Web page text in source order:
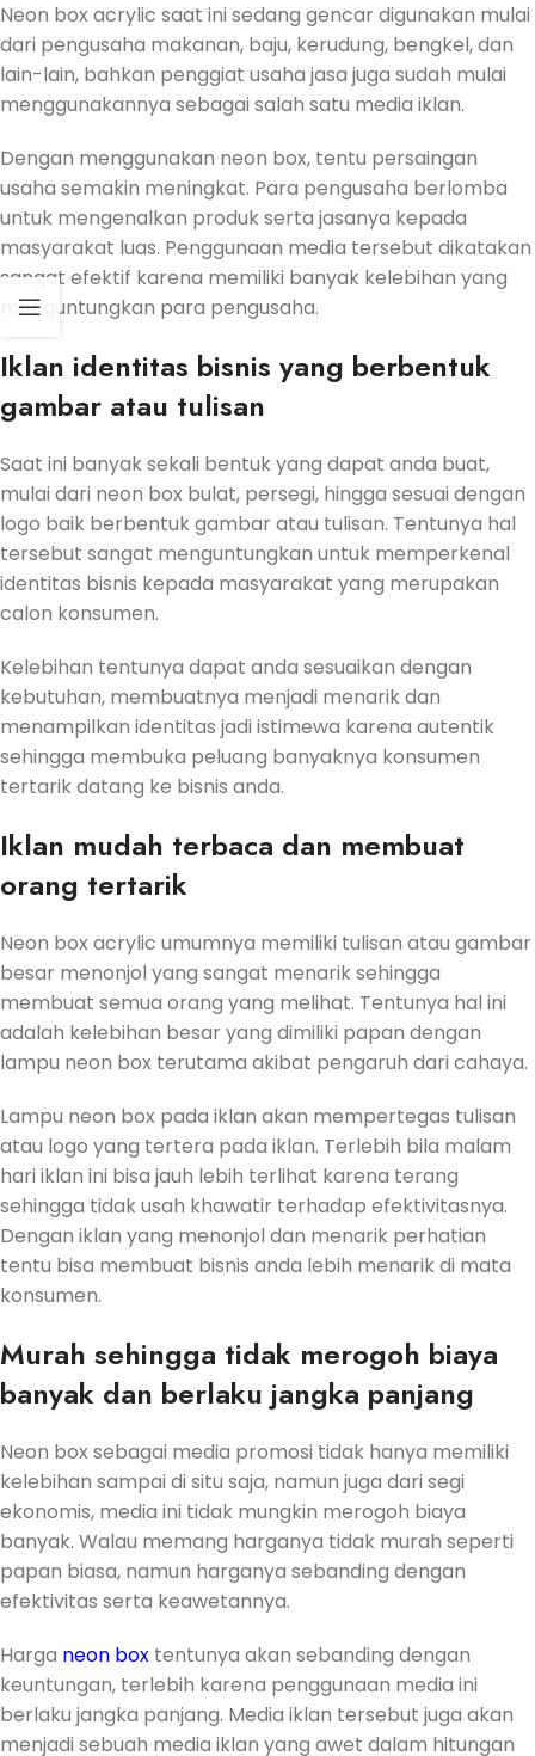
Neon box acrylic saat ini sedang gencar digunakan mulai
dari pengusaha makanan, baju, kerudung, bengkel, dan
lain-lain, bahkan penggiat usaha jasa juga sudah mulai
menggunakannya sebagai salah satu media iklan.
Dengan menggunakan neon box, tentu persaingan
usaha semakin meningkat. Para pengusaha berlomba
untuk mengenalkan produk serta jasanya kepada
masyarakat luas. Penggunaan media tersebut dikatakan
sangat efektif karena memiliki banyak kelebihan yang
menguntungkan para pengusaha.
Iklan identitas bisnis yang berbentuk
gambar atau tulisan
Saat ini banyak sekali bentuk yang dapat anda buat,
mulai dari neon box bulat, persegi, hingga sesuai dengan
logo baik berbentuk gambar atau tulisan. Tentunya hal
tersebut sangat menguntungkan untuk memperkenal
identitas bisnis kepada masyarakat yang merupakan
calon konsumen.
Kelebihan tentunya dapat anda sesuaikan dengan
kebutuhan, membuatnya menjadi menarik dan
menampilkan identitas jadi istimewa karena autentik
sehingga membuka peluang banyaknya konsumen
tertarik datang ke bisnis anda.
Iklan mudah terbaca dan membuat
orang tertarik
Neon box acrylic umumnya memiliki tulisan atau gambar
besar menonjol yang sangat menarik sehingga
membuat semua orang yang melihat. Tentunya hal ini
adalah kelebihan besar yang dimiliki papan dengan
lampu neon box terutama akibat pengaruh dari cahaya.
Lampu neon box pada iklan akan mempertegas tulisan
atau logo yang tertera pada iklan. Terlebih bila malam
hari iklan ini bisa jauh lebih terlihat karena terang
sehingga tidak usah khawatir terhadap efektivitasnya.
Dengan iklan yang menonjol dan menarik perhatian
tentu bisa membuat bisnis anda lebih menarik di mata
konsumen.
Murah sehingga tidak merogoh biaya
banyak dan berlaku jangka panjang
Neon box sebagai media promosi tidak hanya memiliki
kelebihan sampai di situ saja, namun juga dari segi
ekonomis, media ini tidak mungkin merogoh biaya
banyak. Walau memang harganya tidak murah seperti
papan biasa, namun harganya sebanding dengan
efektivitas serta keawetannya.
Harga neon box tentunya akan sebanding dengan
keuntungan, terlebih karena penggunaan media ini
berlaku jangka panjang. Media iklan tersebut juga akan
menjadi sebuah media iklan yang awet dalam hitungan